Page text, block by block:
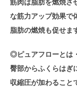
筋肉は脂肪を燃焼さ
な筋力アップ効果で
脂肪の燃焼も促せま
◎ピュアフローとは
臀部からふくらはぎ
収縮圧が加わること